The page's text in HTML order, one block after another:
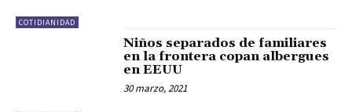
COTIDIANIDAD
Niños separados de familiares
en la frontera copan albergues
en EEUU
30 marzo, 2021